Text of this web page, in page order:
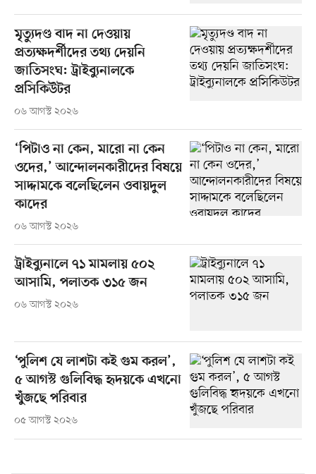
মৃত্যুদণ্ড বাদ না দেওয়ায়
প্রত্যক্ষদর্শীদের তথ্য দেয়নি
জাতিসংঘ: ট্রাইব্যুনালকে
প্রসিকিউটর
০৬ আগস্ট ২০২৬
‘পিটাও না কেন, মারো না কেন
ওদের,’ আন্দোলনকারীদের বিষয়ে
সাদ্দামকে বলেছিলেন ওবায়দুল
কাদের
০৬ আগস্ট ২০২৬
ট্রাইব্যুনালে ৭১ মামলায় ৫০২
আসামি, পলাতক ৩১৫ জন
০৬ আগস্ট ২০২৬
‘পুলিশ যে লাশটা কই গুম করল’,
৫ আগস্ট গুলিবিদ্ধ হৃদয়কে এখনো
খুঁজছে পরিবার
০৫ আগস্ট ২০২৬